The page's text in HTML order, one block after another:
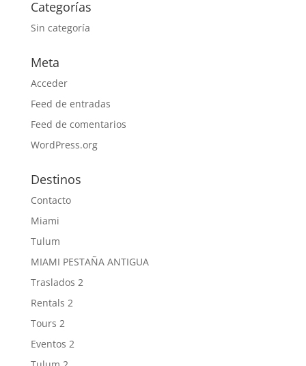
Categorías
Sin categoría
Meta
Acceder
Feed de entradas
Feed de comentarios
WordPress.org
Destinos
Contacto
Miami
Tulum
MIAMI PESTAÑA ANTIGUA
Traslados 2
Rentals 2
Tours 2
Eventos 2